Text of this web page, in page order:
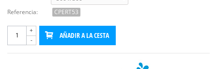
Referencia:
CPERT53
-
+
AÑADIR A LA CESTA